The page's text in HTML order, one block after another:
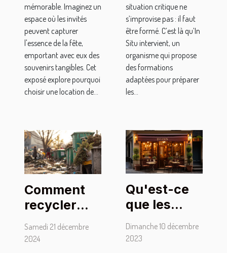
mémorable. Imaginez un
espace où les invités
peuvent capturer
l'essence de la fête,
emportant avec eux des
souvenirs tangibles. Cet
exposé explore pourquoi
choisir une location de...
situation critique ne
s’improvise pas : il faut
être formé. C’est là qu’In
Situ intervient, un
organisme qui propose
des formations
adaptées pour préparer
les...
Comment
recycler
votre sapin
artificiel
Samedi 21 décembre
2024
Qu'est-ce
que les
bouchons
lyonnais
Dimanche 10 décembre
2023